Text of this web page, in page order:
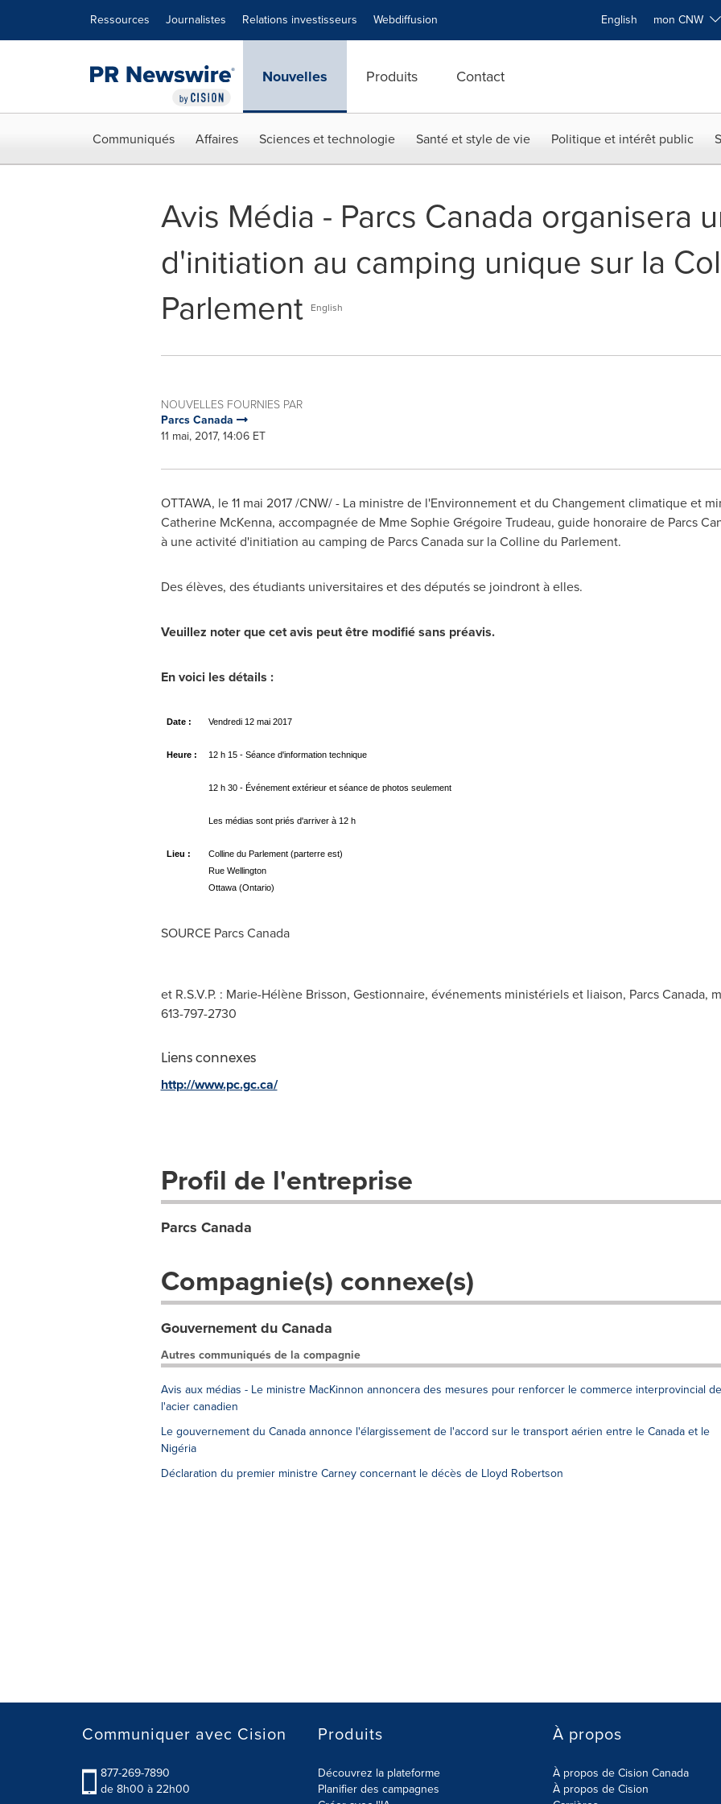
Ressources Journalistes Relations investisseurs Webdiffusion English mon CNW
Nouvelles Produits Contact
Communiqués Affaires Sciences et technologie Santé et style de vie Politique et intérêt public
Avis Média - Parcs Canada organisera
d'initiation au camping unique sur la
Parlement English
NOUVELLES FOURNIES PAR
Parcs Canada
11 mai, 2017, 14:06 ET
OTTAWA, le 11 mai 2017 /CNW/ - La ministre de l'Environnement et du Changement climatique et
Catherine McKenna, accompagnée de Mme Sophie Grégoire Trudeau, guide honoraire de Parcs
à une activité d'initiation au camping de Parcs Canada sur la Colline du Parlement.
Des élèves, des étudiants universitaires et des députés se joindront à elles.
Veuillez noter que cet avis peut être modifié sans préavis.
En voici les détails :
Date : Vendredi 12 mai 2017
Heure : 12 h 15 - Séance d'information technique
12 h 30 - Événement extérieur et séance de photos seulement
Les médias sont priés d'arriver à 12 h
Lieu :
Colline du Parlement (parterre est)
Rue Wellington
Ottawa (Ontario)
SOURCE Parcs Canada
et R.S.V.P. : Marie-Hélène Brisson, Gestionnaire, événements ministériels et liaison, Parcs Canada,
613-797-2730
Liens connexes
http://www.pc.gc.ca/
Profil de l'entreprise
Parcs Canada
Compagnie(s) connexe(s)
Gouvernement du Canada
Autres communiqués de la compagnie
Avis aux médias - Le ministre MacKinnon annoncera des mesures pour renforcer le commerce interprovincial de
l'acier canadien
Le gouvernement du Canada annonce l'élargissement de l'accord sur le transport aérien entre le Canada et le
Nigéria
Déclaration du premier ministre Carney concernant le décès de Lloyd Robertson
Communiquer avec Cision
877-269-7890
de 8h00 à 22h00
Produits
Découvrez la plateforme
Planifier des campagnes
À propos
À propos de Cision Canada
À propos de Cision